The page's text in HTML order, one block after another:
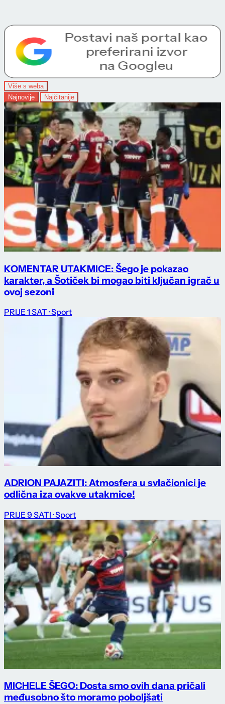
Više s weba
Najnovije
Najčitanije
KOMENTAR UTAKMICE: Šego je pokazao
karakter, a Šotiček bi mogao biti ključan igrač u
ovoj sezoni
PRIJE 1 SAT · Sport
ADRION PAJAZITI: Atmosfera u svlačionici je
odlična iza ovakve utakmice!
PRIJE 9 SATI · Sport
MICHELE ŠEGO: Dosta smo ovih dana pričali
međusobno što moramo poboljšati